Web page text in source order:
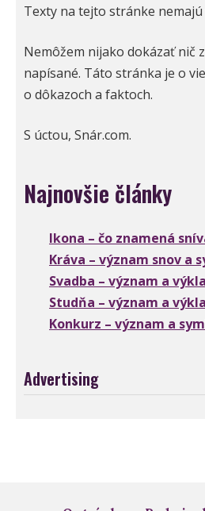
Texty na tejto stránke nemajú
Nemôžem nijako dokázať nič
napísané. Táto stránka je o
o dôkazoch a faktoch.
S úctou, Snár.com.
Najnovšie články
Ikona – čo znamená
Kráva – význam snov a
Svadba – význam a
Studňa – význam a
Konkurz – význam a
Advertising